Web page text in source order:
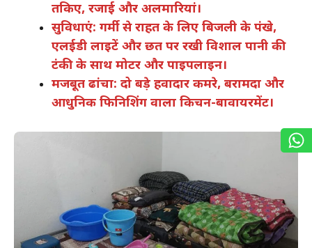
तकिए, रजाई और अलमारियां।
सुविधाएं: गर्मी से राहत के लिए बिजली के पंखे,
एलईडी लाइटें और छत पर रखी विशाल पानी की
टंकी के साथ मोटर और पाइपलाइन।
मजबूत ढांचा: दो बड़े हवादार कमरे, बरामदा और
आधुनिक फिनिशिंग वाला किचन-बावायरमेंट।